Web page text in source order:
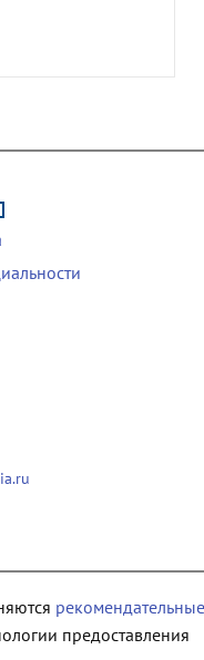
рекомендательные
предоставления